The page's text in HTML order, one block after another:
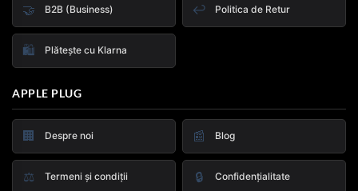
🤝 B2B (Business) ↩️ Politica de Retur
🛍️ Plătește cu Klarna
APPLE PLUG
🏢 Despre noi 📰 Blog
⚖️ Termeni și condiții 🔒 Confidențialitate